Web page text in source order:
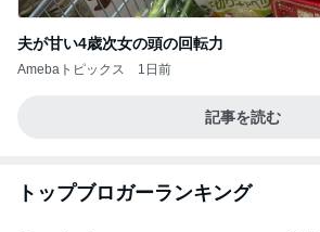
夫が甘い4歳次女の頭の回転力
Amebaトピックス 1日前
記事を読む
トップブロガーランキング